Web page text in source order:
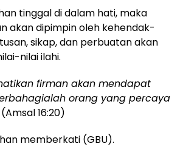
tinggal di dalam hati, maka
akan dipimpin oleh kehendak-
sikap, dan perbuatan akan
nilai ilahi.
firman akan mendapat
orang yang percaya
16:20)
memberkati (GBU).